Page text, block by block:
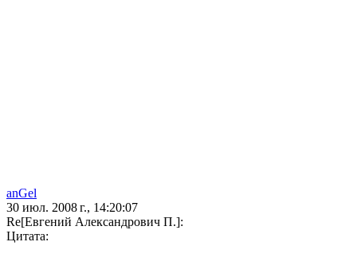
anGel
30 июл. 2008 г., 14:20:07
Re[Евгений Александрович П.]:
Цитата: